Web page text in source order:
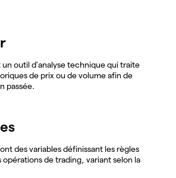
un outil d'analyse technique qui traite
de prix ou de volume afin de
passée.
des variables définissant les règles
de trading, variant selon la